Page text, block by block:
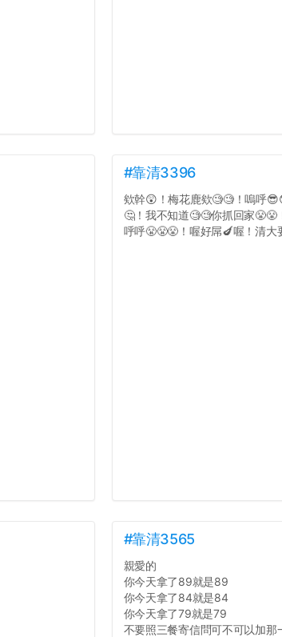
#靠清3396
欸幹😲！梅花鹿欸🧐🧐！嗚呼
🤔！我不知道🧐🧐你抓回家
呼呼😤😤😤！喔好屌🍆喔！清
#靠清3565
親愛的
你今天拿了89就是89
你今天拿了84就是84
你今天拿了79就是79
不要照三餐寄信問可不可以加那